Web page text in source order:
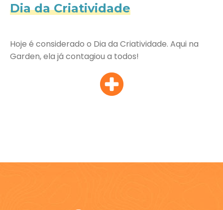
Dia da Criatividade
Hoje é considerado o Dia da Criatividade. Aqui na
Garden, ela já contagiou a todos!